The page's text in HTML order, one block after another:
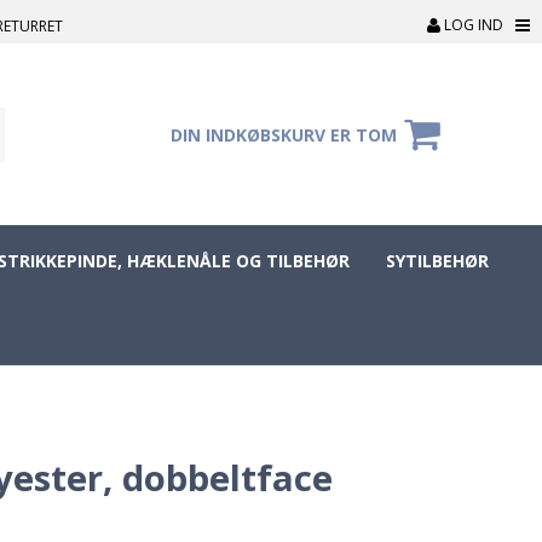
LOG IND
DIN INDKØBSKURV ER TOM
HÆKLENÅLE OG TILBEHØR SYTILBEHØR
dobbeltface